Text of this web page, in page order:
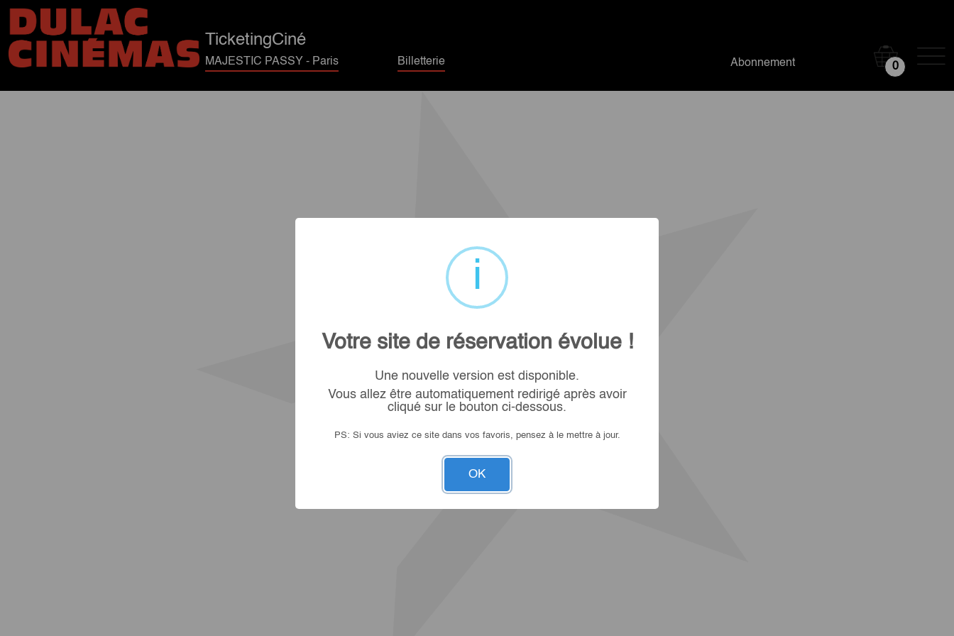
TicketingCiné
MAJESTIC PASSY - Paris Billetterie Abonnement 0
Votre site de réservation évolue !
Une nouvelle version est disponible.
Vous allez être automatiquement redirigé après avoir
cliqué sur le bouton ci-dessous.
PS: Si vous aviez ce site dans vos favoris, pensez à le mettre à jour.
OK